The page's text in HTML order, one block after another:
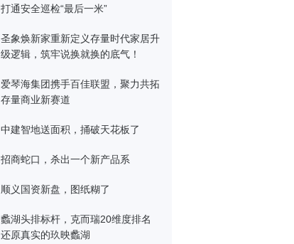
打通安全巡检“最后一米”
圣象焕新家重新定义存量时代家居升
级逻辑，筑牢说换就换的底气！
爱琴海集团携手百佳联盟，聚力共拓
存量商业新赛道
中建智地送面积，捅破天花板了
招商蛇口，杀出一个新产品系
顺义国资新盘，图纸糊了
蠡湖头排标杆，克而瑞20维度排名
还原真实的玖映蠡湖